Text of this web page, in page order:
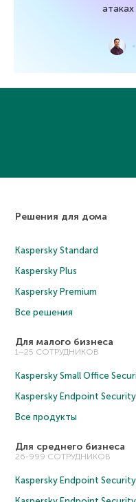
Решения для дома
Kaspersky Standard
Kaspersky Plus
Kaspersky Premium
Все решения
Для малого бизнеса
1–25 СОТРУДНИКОВ
Kaspersky Small Office
Kaspersky Endpoint
Все продукты
Для среднего бизнеса
26-999 СОТРУДНИКОВ
Kaspersky Endpoint